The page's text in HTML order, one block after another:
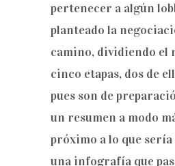
pertenecer a algún
planteado la
camino, dividiendo el
cinco etapas, dos de
pues son de
un resumen a modo
próximo a lo que sería
una infografía que